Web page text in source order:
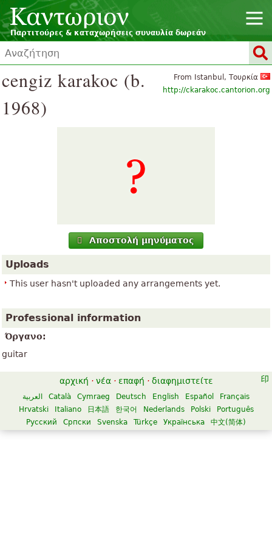
Παρτιτούρες & καταχωρήσεις συναυλία δωρεάν
From Istanbul, Τουρκία
http://ckarakoc.cantorion.org
cengiz karakoc (b.
1968)
Αποστολή μηνύματος
Uploads
This user hasn't uploaded any arrangements yet.
Professional information
Όργανο:
guitar
αρχική · νέα · επαφή · διαφημιστείτε
العربية Català Cymraeg Deutsch English Español
Français
Hrvatski
Italiano 日本語 한국어 Nederlands Polski
Português
Русский
Српски Svenska Türkçe Українська 中文(简体)